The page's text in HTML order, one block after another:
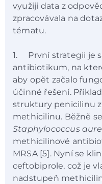
využiji data z
zpracovávala na
tématu.
1. První strategii je
antibiotikum, na
aby opět začalo
účinné řešení.
struktury penicilinu
methicilinu. Běžně
Staphylococcus
methicilinové
MRSA [5]. Nyní se
ceftobiprole, což je
nadstupeň